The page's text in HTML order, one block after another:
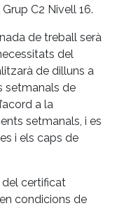
C2 Nivell 16.
de treball serà
del
de dilluns a
setmanals de
a la
setmanals, i es
i els caps de
del certificat
condicions de